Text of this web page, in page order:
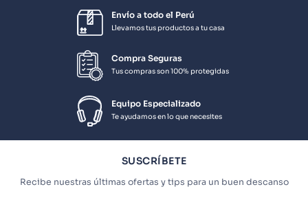
Envío a todo el Perú
Llevamos tus productos a tu casa
Compra Seguras
Tus compras son 100% protegidas
Equipo Especializado
Te ayudamos en lo que necesites
SUSCRÍBETE
Recibe nuestras últimas ofertas y tips para un buen descanso